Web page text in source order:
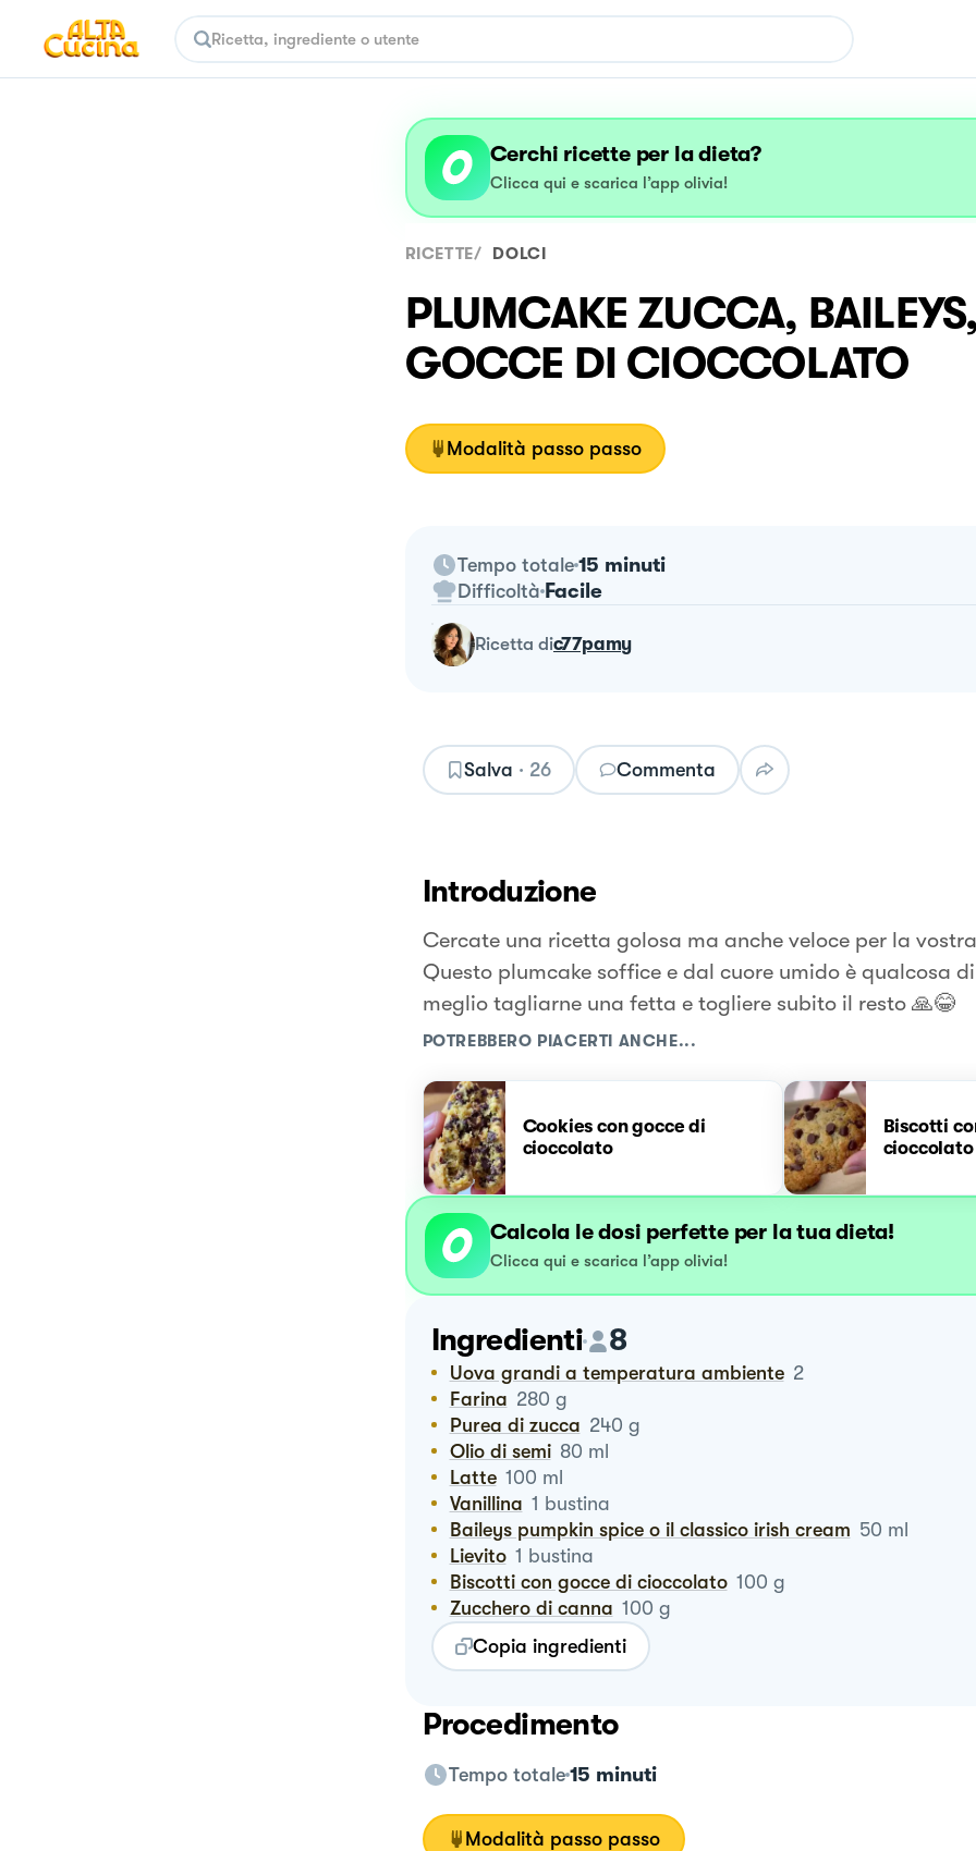
Cerchi ricette per la dieta?
Clicca qui e scarica l’app olivia!
RICETTE/ DOLCI
PLUMCAKE ZUCCA, BAILEYS,
GOCCE DI CIOCCOLATO
Modalità passo passo
Tempo totale 15 minuti
Difficoltà Facile
ricetta dic77pamy
Salva · 26 Commenta
Introduzione
Cercate una ricetta golosa ma anche veloce per la
Questo plumcake soffice e dal cuore umido è qualcosa
meglio tagliarne una fetta e togliere subito il resto 🙏😂
POTREBBERO PIACERTI ANCHE...
Cookies con gocce di
cioccolato
Biscotti
cioccolato
Calcola le dosi perfette per la tua dieta!
Clicca qui e scarica l’app olivia!
Ingredienti 8
Uova grandi a temperatura ambiente 2
Farina 280 g
Purea di zucca 240 g
Olio di semi 80 ml
Latte 100 ml
Vanillina 1 bustina
Baileys pumpkin spice o il classico irish cream 50 ml
Lievito 1 bustina
Biscotti con gocce di cioccolato 100 g
Zucchero di canna 100 g
Copia ingredienti
Procedimento
Tempo totale 15 minuti
Modalità passo passo